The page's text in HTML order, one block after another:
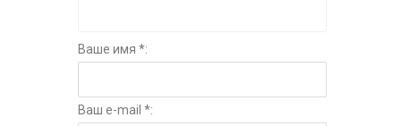
Ваше имя *:
Ваш e-mail *: